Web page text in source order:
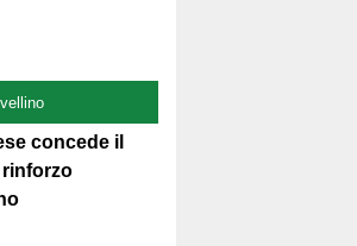
concede il